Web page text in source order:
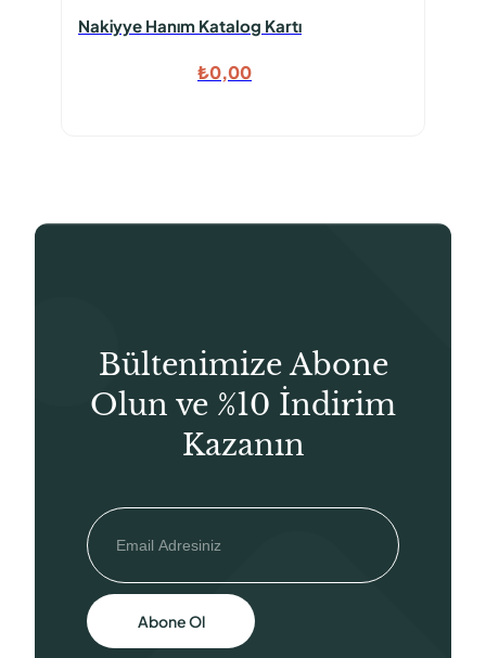
Nakiyye Hanım Katalog Kartı
₺0,00
Bültenimize Abone
Olun ve %10 İndirim
Kazanın
Abone Ol